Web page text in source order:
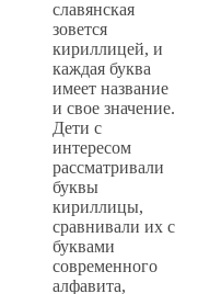
славянская
зовется
кириллицей, и
каждая буква
имеет название
и свое значение.
Дети с
интересом
рассматривали
буквы
кириллицы,
сравнивали их с
буквами
современного
алфавита,